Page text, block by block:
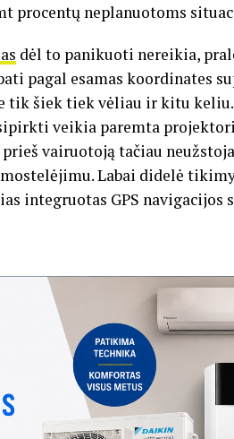
procentų neplanuotoms
dėl to panikuoti nereikia,
pagal esamas koordinates
tik šiek tiek vėliau ir kitu
veikia paremta
vairuotoją tačiau
Labai didelė
integruotas GPS navigacijos